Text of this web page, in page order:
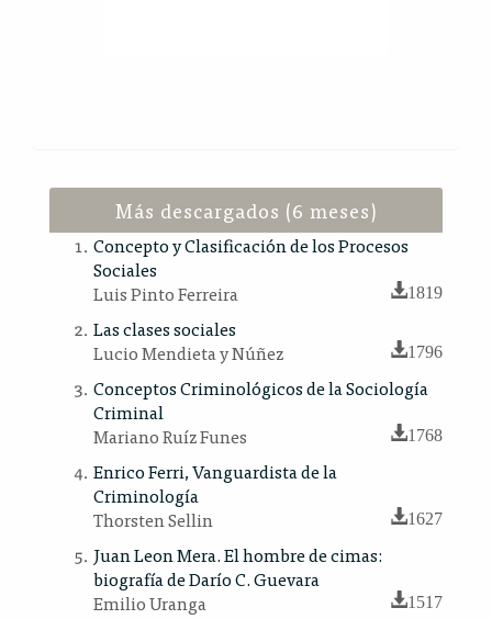
Más descargados (6 meses)
Concepto y Clasificación de los Procesos
Sociales
Luis Pinto Ferreira
1819
Las clases sociales
Lucio Mendieta y Núñez
1796
Conceptos Criminológicos de la Sociología
Criminal
Mariano Ruíz Funes
1768
Enrico Ferri, Vanguardista de la
Criminología
Thorsten Sellin
1627
Juan Leon Mera. El hombre de cimas:
biografía de Darío C. Guevara
Emilio Uranga
1517